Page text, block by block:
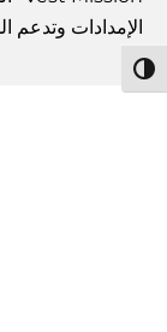
מתג ניגודיות גבוהה
الإمدادات وتدعم